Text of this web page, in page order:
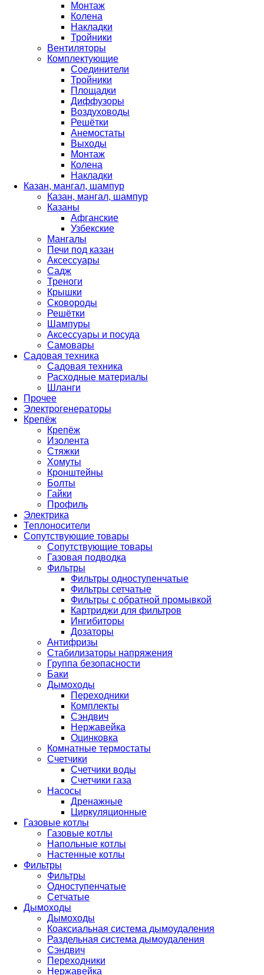
Монтаж
Колена
Накладки
Тройники
Вентиляторы
Комплектующие
Соединители
Тройники
Площадки
Диффузоры
Воздуховоды
Решётки
Анемостаты
Выходы
Монтаж
Колена
Накладки
Казан, мангал, шампур
Казан, мангал, шампур
Казаны
Афганские
Узбекские
Мангалы
Печи под казан
Аксессуары
Садж
Треноги
Крышки
Сковороды
Решётки
Шампуры
Аксессуары и посуда
Самовары
Садовая техника
Садовая техника
Расходные материалы
Шланги
Прочее
Электрогенераторы
Крепёж
Крепёж
Изолента
Стяжки
Хомуты
Кронштейны
Болты
Гайки
Профиль
Электрика
Теплоносители
Сопутствующие товары
Сопутствующие товары
Газовая подводка
Фильтры
Фильтры одноступенчатые
Фильтры сетчатые
Фильтры с обратной промывкой
Картриджи для фильтров
Ингибиторы
Дозаторы
Антифризы
Стабилизаторы напряжения
Группа безопасности
Баки
Дымоходы
Переходники
Комплекты
Сэндвич
Нержавейка
Оцинковка
Комнатные термостаты
Счетчики
Счетчики воды
Счетчики газа
Насосы
Дренажные
Циркуляционные
Газовые котлы
Газовые котлы
Напольные котлы
Настенные котлы
Фильтры
Фильтры
Одноступенчатые
Сетчатые
Дымоходы
Дымоходы
Коаксиальная система дымоудаления
Раздельная система дымоудаления
Сэндвич
Переходники
Нержавейка